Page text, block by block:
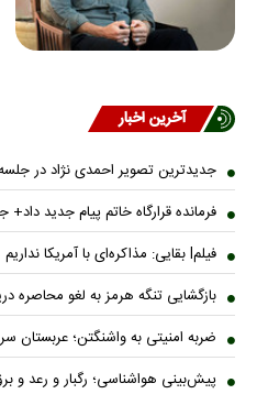
آخرین اخبار
جدیدترین تصویر احمدی نژاد در
فرمانده قرارگاه خاتم پیام جدید داد+
فیلمl بقایی: مذاکره‌ای با آمریکا نداریم
بازگشایی تنگه هرمز به لغو محاصره
ضربه امنیتی به واشنگتن؛ عربستان
پیش‌بینی هواشناسی؛ رگبار و رعد و